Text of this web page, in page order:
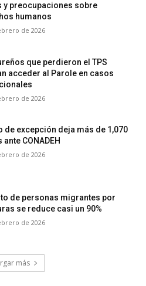
y preocupaciones sobre
humanos
de 2026
que perdieron el TPS
acceder al Parole en casos
de 2026
de excepción deja más de 1,070
ante CONADEH
de 2026
de personas migrantes por
se reduce casi un 90%
de 2026
más